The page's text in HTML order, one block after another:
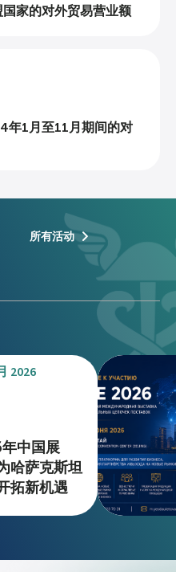
家的对外贸易营业额
年1月至11月期间的对
所有活动
2026
中国展
哈萨克斯坦
拓新机遇